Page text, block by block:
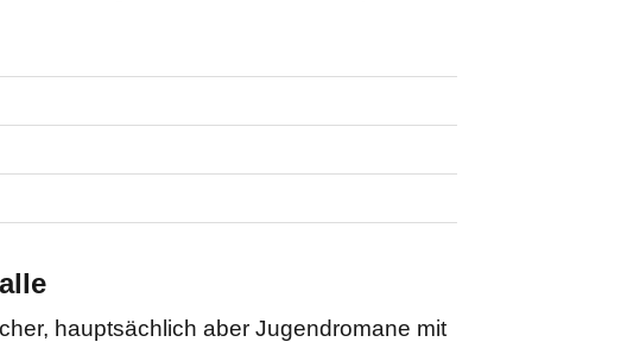
hauptsächlich aber Jugendromane mit